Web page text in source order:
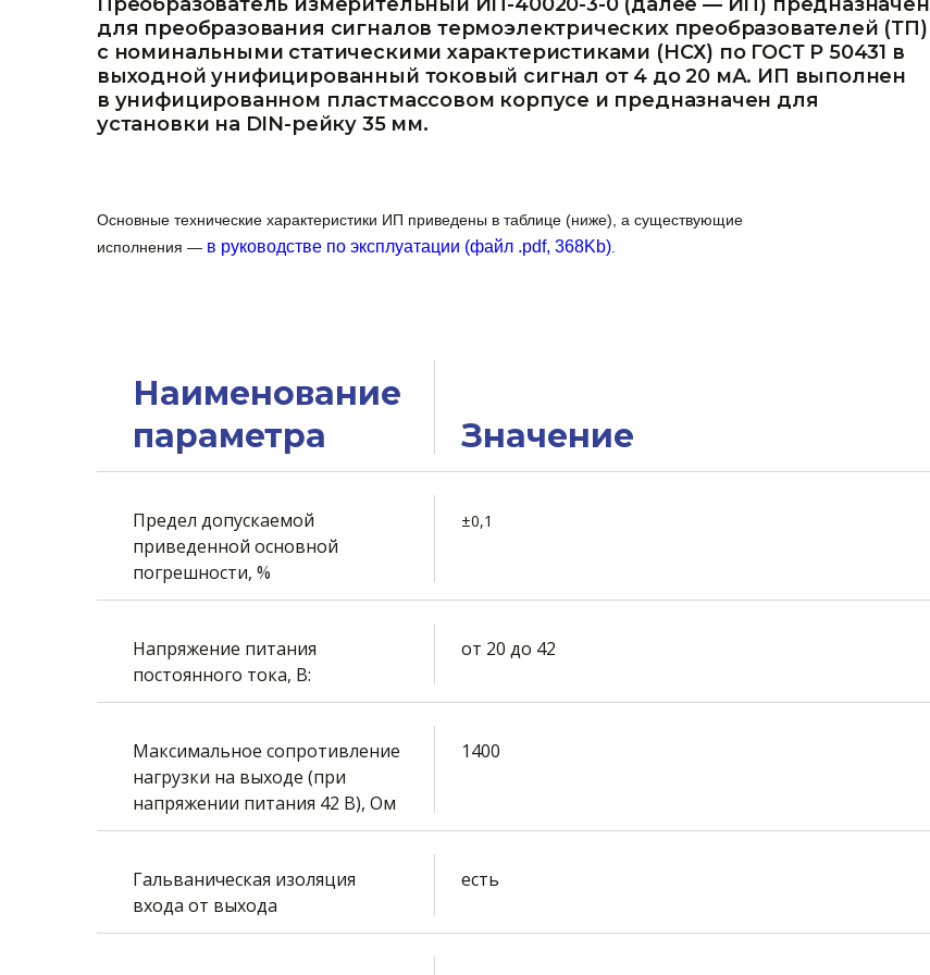
для преобразования сигналов термоэлектрических преобразователей (ТП)
с номинальными статическими характеристиками (НСХ) по ГОСТ Р 50431 в
выходной унифицированный токовый сигнал от 4 до 20 мА. ИП выполнен
в унифицированном пластмассовом корпусе и предназначен для
установки на DIN-рейку 35 мм.
Основные технические характеристики ИП приведены в таблице (ниже), а существующие
исполнения — в руководстве по эксплуатации (файл .pdf, 368Kb)
Наименование
параметра
Значение
Предел допускаемой
приведенной основной
погрешности, %
±0,1
Напряжение питания
постоянного тока, В:
от 20 до 42
Максимальное сопротивление
нагрузки на выходе (при
напряжении питания 42 В), Ом
1400
Гальваническая изоляция
входа от выхода
есть